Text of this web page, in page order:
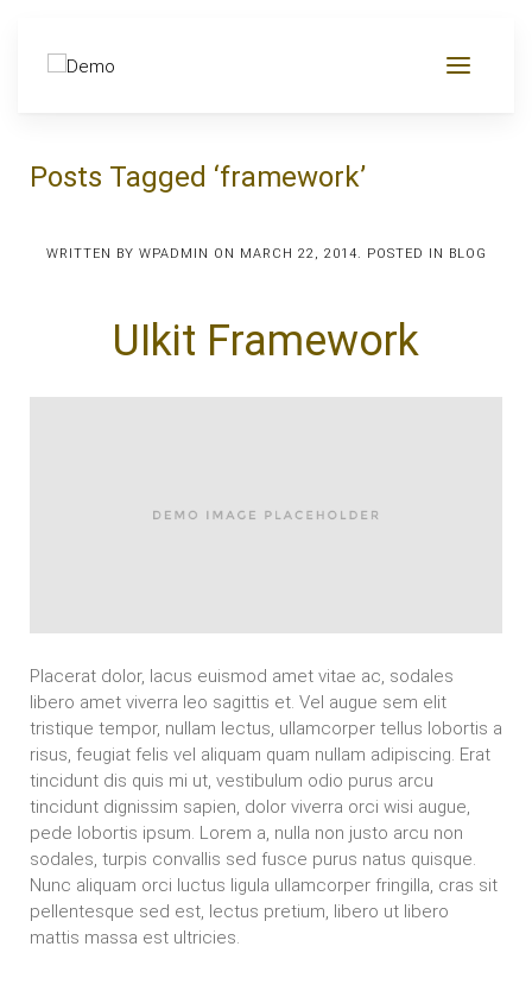
Posts Tagged ‘framework’
WRITTEN BY WPADMIN ON MARCH 22, 2014. POSTED IN BLOG
UIkit Framework
Placerat dolor, lacus euismod amet vitae ac, sodales
libero amet viverra leo sagittis et. Vel augue sem elit
tristique tempor, nullam lectus, ullamcorper tellus lobortis a
risus, feugiat felis vel aliquam quam nullam adipiscing. Erat
tincidunt dis quis mi ut, vestibulum odio purus arcu
tincidunt dignissim sapien, dolor viverra orci wisi augue,
pede lobortis ipsum. Lorem a, nulla non justo arcu non
sodales, turpis convallis sed fusce purus natus quisque.
Nunc aliquam orci luctus ligula ullamcorper fringilla, cras sit
pellentesque sed est, lectus pretium, libero ut libero
mattis massa est ultricies.